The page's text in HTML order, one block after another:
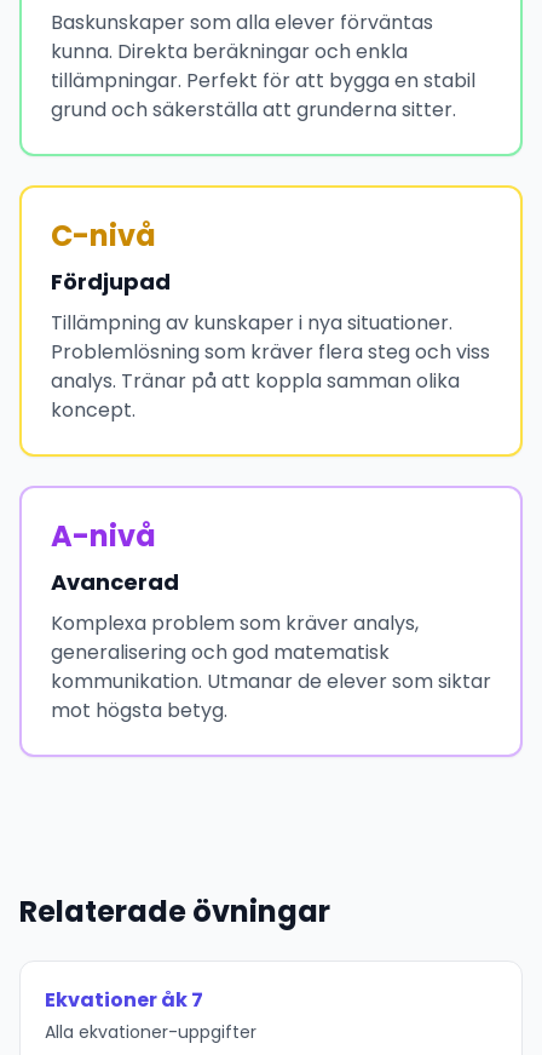
Baskunskaper som alla elever förväntas
kunna. Direkta beräkningar och enkla
tillämpningar. Perfekt för att bygga en stabil
grund och säkerställa att grunderna sitter.
C-nivå
Fördjupad
Tillämpning av kunskaper i nya situationer.
Problemlösning som kräver flera steg och viss
analys. Tränar på att koppla samman olika
koncept.
A-nivå
Avancerad
Komplexa problem som kräver analys,
generalisering och god matematisk
kommunikation. Utmanar de elever som siktar
mot högsta betyg.
Relaterade övningar
Ekvationer åk 7
Alla ekvationer-uppgifter